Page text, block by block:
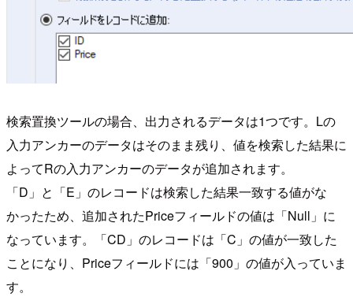
検索置換ツールの場合、出力されるデータは1つです。Lの
入力アンカーのデータはそのまま残り、値を検索した結果に
よってRの入力アンカーのデータが追加されます。
「D」と「E」のレコードは検索した結果一致する値がな
かったため、追加されたPriceフィールドの値は「Null」に
なっています。「CD」のレコードは「C」の値が一致した
ことになり、Priceフィールドには「900」の値が入っていま
す。